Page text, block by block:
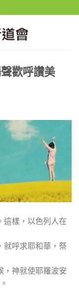
歡呼讚美
這樣，以色列人在
就呼求耶和華，祭
，神就使耶羅波安